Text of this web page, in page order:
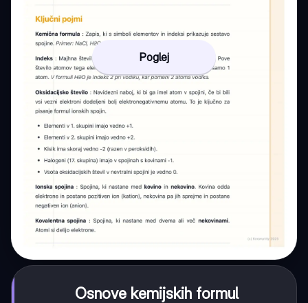
Poglej
Osnove kemijskih formul